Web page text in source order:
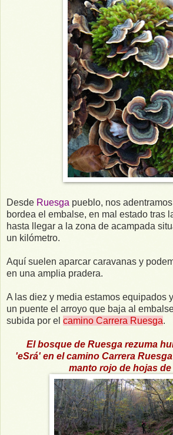
Desde Ruesga pueblo, nos
bordea el embalse, en mal estado tras
hasta llegar a la zona de acampada
un kilómetro.
Aquí suelen aparcar caravanas y
en una amplia pradera.
A las diez y media estamos equipados
un puente el arroyo que baja al
subida por el camino Carrera Ruesga.
El bosque de Ruesga rezuma
'eSrá' en el camino Carrera
manto rojo de hojas de